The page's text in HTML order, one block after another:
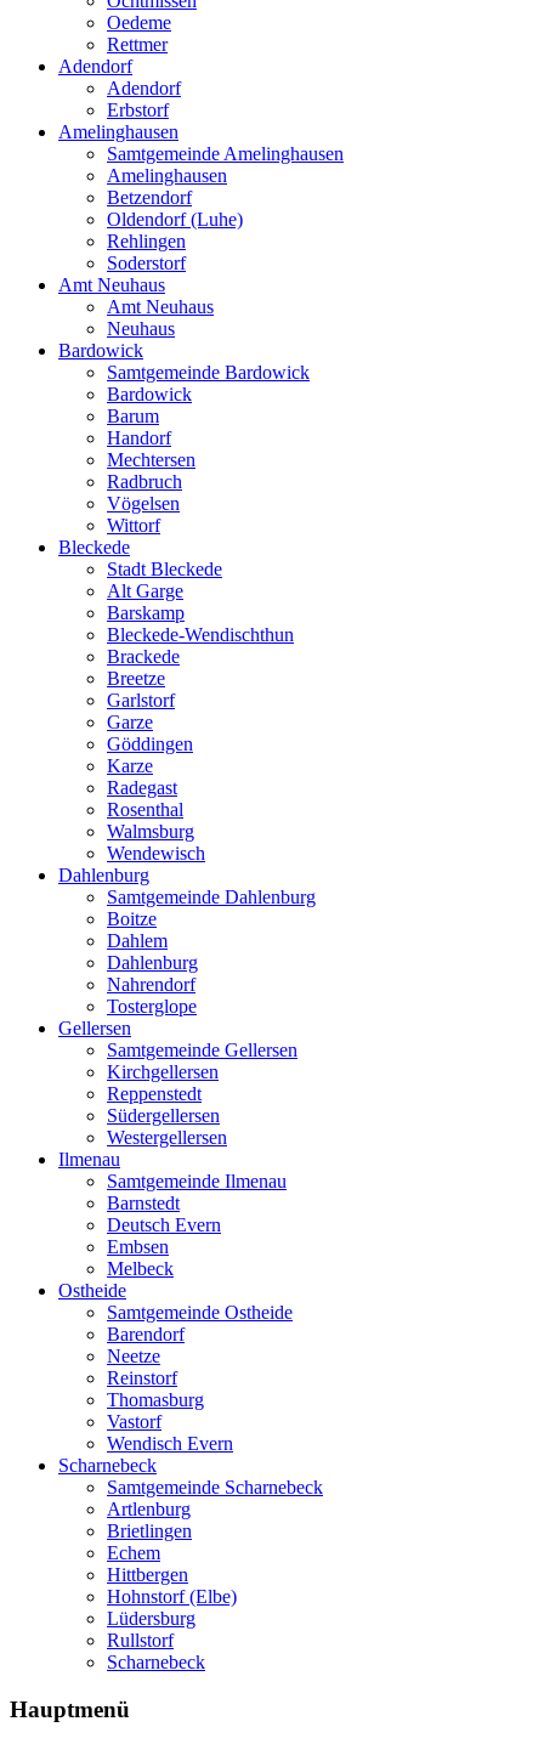
Oedeme
Rettmer
Adendorf
Adendorf
Erbstorf
Amelinghausen
Samtgemeinde Amelinghausen
Amelinghausen
Betzendorf
Oldendorf (Luhe)
Rehlingen
Soderstorf
Amt Neuhaus
Amt Neuhaus
Neuhaus
Bardowick
Samtgemeinde Bardowick
Bardowick
Barum
Handorf
Mechtersen
Radbruch
Vögelsen
Wittorf
Bleckede
Stadt Bleckede
Alt Garge
Barskamp
Bleckede-Wendischthun
Brackede
Breetze
Garlstorf
Garze
Göddingen
Karze
Radegast
Rosenthal
Walmsburg
Wendewisch
Dahlenburg
Samtgemeinde Dahlenburg
Boitze
Dahlem
Dahlenburg
Nahrendorf
Tosterglope
Gellersen
Samtgemeinde Gellersen
Kirchgellersen
Reppenstedt
Südergellersen
Westergellersen
Ilmenau
Samtgemeinde Ilmenau
Barnstedt
Deutsch Evern
Embsen
Melbeck
Ostheide
Samtgemeinde Ostheide
Barendorf
Neetze
Reinstorf
Thomasburg
Vastorf
Wendisch Evern
Scharnebeck
Samtgemeinde Scharnebeck
Artlenburg
Brietlingen
Echem
Hittbergen
Hohnstorf (Elbe)
Lüdersburg
Rullstorf
Scharnebeck
Hauptmenü